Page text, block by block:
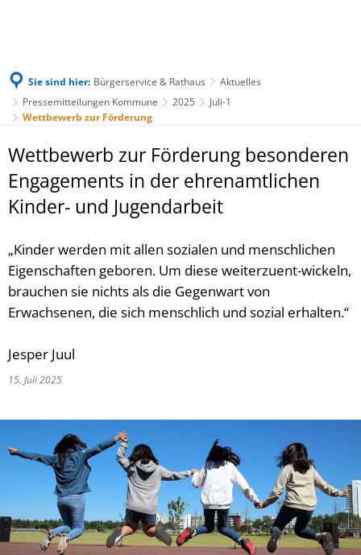
Sie sind hier: Bürgerservice & Rathaus
Aktuelles
Pressemitteilungen Kommune
2025
Juli-1
Wettbewerb zur Förderung
Wettbewerb zur Förderung besonderen
Engagements in der ehrenamtlichen
Kinder- und Jugendarbeit
„Kinder werden mit allen sozialen und menschlichen
Eigenschaften geboren. Um diese weiterzuent-wickeln,
brauchen sie nichts als die Gegenwart von
Erwachsenen, die sich menschlich und sozial erhalten.“
Jesper Juul
15. Juli 2025